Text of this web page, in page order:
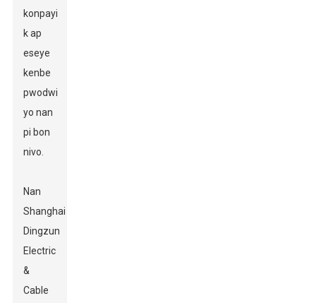
konpayi
k ap
eseye
kenbe
pwodwi
yo nan
pi bon
nivo.
Nan
Shanghai
Dingzun
Electric
&
Cable